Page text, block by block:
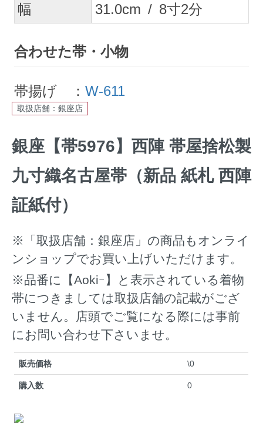
幅
31.0cm / 8寸2分
合わせた帯・小物
帯揚げ ：W-611
取扱店舗：銀座店
銀座【帯5976】西陣 帯屋捨松製
九寸織名古屋帯（新品 紙札 西陣
証紙付）
※「取扱店舗：銀座店」の商品もオンライ
ンショップでお買い上げいただけます。
※品番に【Aokiｰ】と表示されている着物
帯につきましては取扱店舗の記載がござ
いません。店頭でご覧になる際には事前
にお問い合わせ下さいませ。
販売価格 \0
購入数 0